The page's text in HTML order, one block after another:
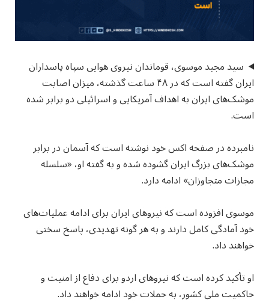
سید مجید موسوی، قوماندان نیروی هوایی سپاه پاسداران
ایران گفته است که در ۴۸ ساعت گذشته، میزان اصابت
موشک‌های ایران به اهداف آمریکایی و اسرائیلی دو برابر شده
است.
نامبرده در صفحه اکس خود نوشته است که آسمان در برابر
موشک‌های بزرگ ایران گشوده شده و به گفته او، «سلسله
مجازات متجاوزان» ادامه دارد.
موسوی افزوده است که نیروهای ایران برای ادامه عملیات‌های
خود آمادگی کامل دارند و به هر گونه تهدیدی، پاسخ سختی
خواهند داد.
او تأکید کرده است که نیروهای اردو برای دفاع از امنیت و
حاکمیت ملی کشور، به حملات خود ادامه خواهند داد.